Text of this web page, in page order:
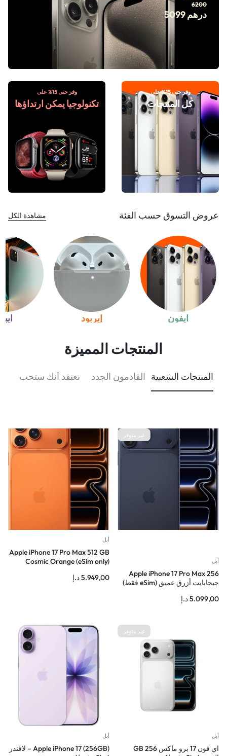
6200
درهم 5099
وفر حتى 15% على
كل المنتجات
وفر حتى 15% على
تكنولوجيا يمكن ارتداؤها
عروض التسوق حسب الفئة مشاهدة الكل
آيفون إيربود
المنتجات المميزة
المنتجات الشعبية القادمون الجدد نعتقد أنك ستحب
غير متوفر
أبل
Apple iPhone 17 Pro Max 256
جيجابايت أزرق عميق (eSim فقط)
5.099,00د.إ
أبل
Apple iPhone 17 Pro Max 512 GB
Cosmic Orange (eSim only)
5.949,00د.إ
غير متوفر
أبل
اي فون 17 برو ماكس 256 GB
أبل
Apple iPhone 17 (256GB) – لافندر